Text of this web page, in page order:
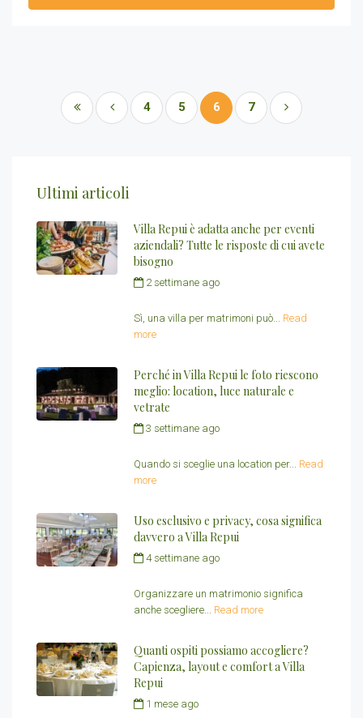
4 5 6 7
Ultimi articoli
Villa Repui è adatta anche per eventi
aziendali? Tutte le risposte di cui avete
bisogno
2 settimane ago
Sì, una villa per matrimoni può... Read
more
Perché in Villa Repui le foto riescono
meglio: location, luce naturale e
vetrate
3 settimane ago
Quando si sceglie una location per... Read
more
Uso esclusivo e privacy, cosa significa
davvero a Villa Repui
4 settimane ago
Organizzare un matrimonio significa
anche scegliere... Read more
Quanti ospiti possiamo accogliere?
Capienza, layout e comfort a Villa
Repui
1 mese ago